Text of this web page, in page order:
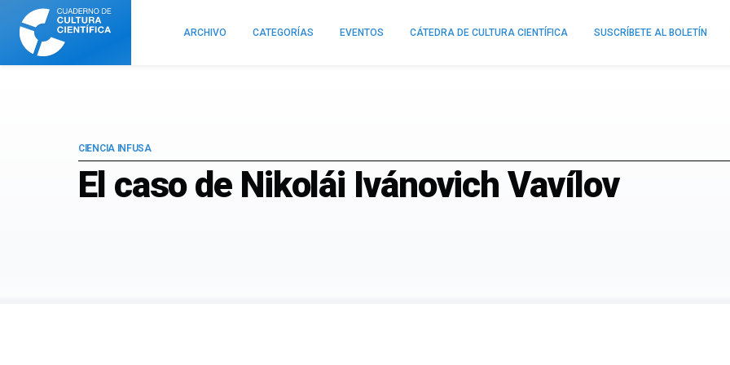
Cuaderno
Cultura
Científica
ARCHIVO CATEGORÍAS EVENTOS CÁTEDRA DE CULTURA CIENTÍFICA SUSCRÍBETE AL BOLETÍN
El caso de Nikolái Ivánovich Vavílov
CIENCIA INFUSA